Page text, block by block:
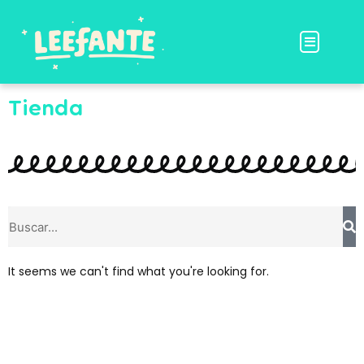
contenido
Menu
Tienda
It seems we can't find what you're looking for.